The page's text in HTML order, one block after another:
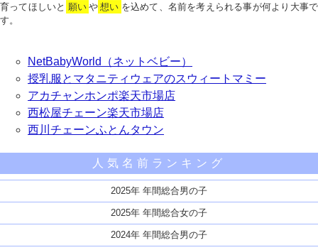
育ってほしいと 願い や 想い を込めて、名前を考えられる事が何より大事で
す。
NetBabyWorld（ネットベビー）
授乳服とマタニティウェアのスウィートマミー
アカチャンホンポ楽天市場店
西松屋チェーン楽天市場店
西川チェーンふとんタウン
人気名前ランキング
2025年 年間総合男の子
2025年 年間総合女の子
2024年 年間総合男の子